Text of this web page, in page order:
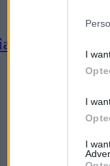
I
I
I
po jednym